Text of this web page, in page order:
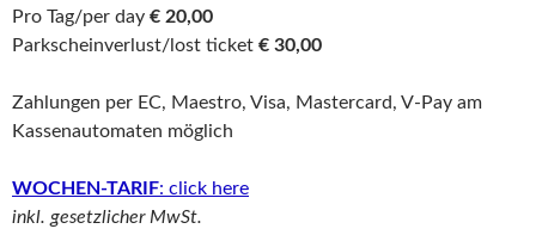
Pro Tag/per day € 20,00
Parkscheinverlust/lost ticket € 30,00
Zahlungen per EC, Maestro, Visa, Mastercard, V-Pay am
Kassenautomaten möglich
WOCHEN-TARIF: click here
inkl. gesetzlicher MwSt.